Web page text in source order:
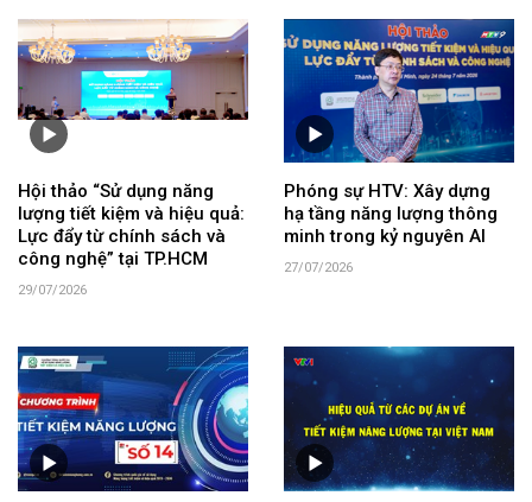
Hội thảo “Sử dụng năng
lượng tiết kiệm và hiệu quả:
Lực đẩy từ chính sách và
công nghệ” tại TP.HCM
29/07/2026
Phóng sự HTV: Xây dựng
hạ tầng năng lượng thông
minh trong kỷ nguyên AI
27/07/2026